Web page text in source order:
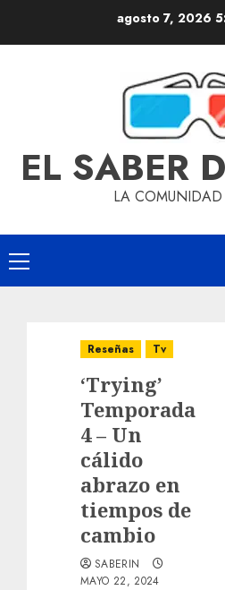
agosto 7, 2026
EL SABER
LA
Reseñas Tv
‘Trying’
Temporada
4 – Un
cálido
abrazo en
tiempos de
cambio
SABERIN
MAYO 22, 2024